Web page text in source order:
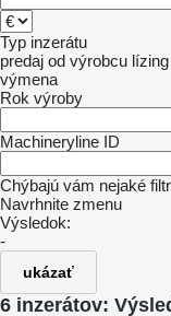
Typ inzerátu
predaj od výrobcu lízing
výmena
Rok výroby
Machineryline ID
Chýbajú vám nejaké
Navrhnite zmenu
Výsledok:
-
ukázať
6 inzerátov: